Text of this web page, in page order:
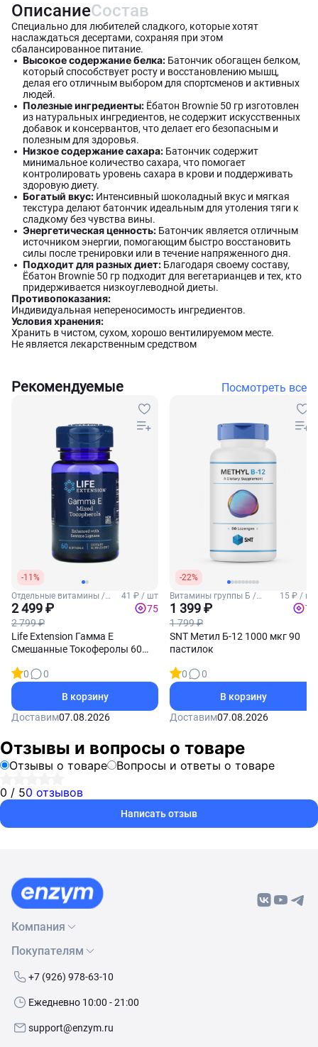
ОписаниеСостав
Специально для любителей сладкого, которые хотят
наслаждаться десертами, сохраняя при этом
сбалансированное питание.
Высокое содержание белка: Батончик обогащен белком,
который способствует росту и восстановлению мышц,
делая его отличным выбором для спортсменов и активных
людей.
Полезные ингредиенты: Ёбатон Brownie 50 гр изготовлен
из натуральных ингредиентов, не содержит искусственных
добавок и консервантов, что делает его безопасным и
полезным для здоровья.
Низкое содержание сахара: Батончик содержит
минимальное количество сахара, что помогает
контролировать уровень сахара в крови и поддерживать
здоровую диету.
Богатый вкус: Интенсивный шоколадный вкус и мягкая
текстура делают батончик идеальным для утоления тяги к
сладкому без чувства вины.
Энергетическая ценность: Батончик является отличным
источником энергии, помогающим быстро восстановить
силы после тренировки или в течение напряженного дня.
Подходит для разных диет: Благодаря своему составу,
Ёбатон Brownie 50 гр подходит для вегетарианцев и тех, кто
придерживается низкоуглеводной диеты.
Противопоказания:
Индивидуальная непереносимость ингредиентов.
Условия хранения:
Хранить в чистом, сухом, хорошо вентилируемом месте.
Не является лекарственным средством
Рекомендуемые Посмотреть все
-11%
Отдельные витамины /
Витамин Е
41 ₽ / шт
2 499 ₽
2 799 ₽
75
Life Extension Гамма Е
Смешанные Токоферолы 60
0
0
В корзину
Доставим07.08.2026
-22%
Витамины группы Б /
Витамин Б12
15 ₽ / шт
1 399 ₽
1 799 ₽
70
SNT Метил Б-12 1000 мкг 90
пастилок
0
0
В корзину
Доставим07.08.2026
Отзывы и вопросы о товаре
Отзывы о товаре
Вопросы и ответы о товаре
0 / 50 отзывов
Написать отзыв
Компания
О нас
Бренды
Контакты
Покупателям
Как сделать заказ
Условия доставки
+7 (926) 978-63-10
Ежедневно 10:00 - 21:00
support@enzym.ru